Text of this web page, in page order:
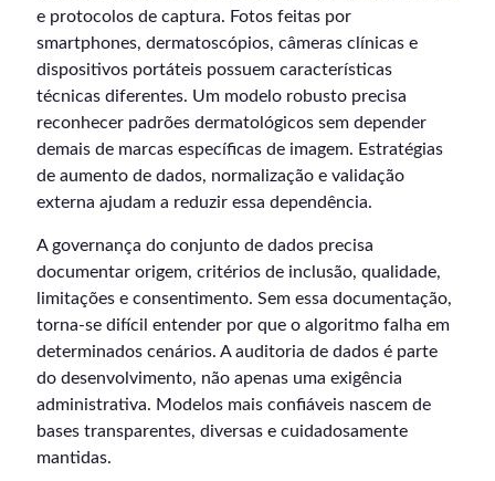
e protocolos de captura. Fotos feitas por
smartphones, dermatoscópios, câmeras clínicas e
dispositivos portáteis possuem características
técnicas diferentes. Um modelo robusto precisa
reconhecer padrões dermatológicos sem depender
demais de marcas específicas de imagem. Estratégias
de aumento de dados, normalização e validação
externa ajudam a reduzir essa dependência.
A governança do conjunto de dados precisa
documentar origem, critérios de inclusão, qualidade,
limitações e consentimento. Sem essa documentação,
torna-se difícil entender por que o algoritmo falha em
determinados cenários. A auditoria de dados é parte
do desenvolvimento, não apenas uma exigência
administrativa. Modelos mais confiáveis nascem de
bases transparentes, diversas e cuidadosamente
mantidas.